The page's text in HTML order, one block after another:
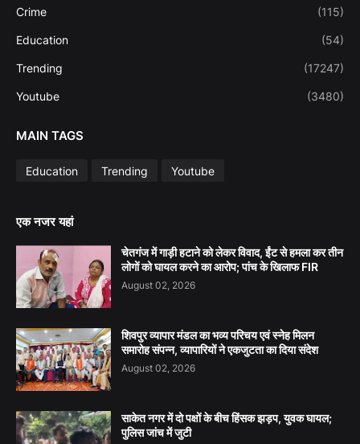
Crime (115)
Education (54)
Trending (17247)
Youtube (3480)
MAIN TAGS
Education Trending Youtube
एक नजर यहां
चेतगंज में गाड़ी हटाने को लेकर विवाद, ईंट से हमला कर तीन
लोगों को घायल करने का आरोप; पांच के खिलाफ FIR
August 02, 2026
शिवपुर व्यापार मंडल का भव्य परिचय एवं स्नेह मिलन
समारोह संपन्न, व्यापारियों ने एकजुटता का दिया संदेश
August 02, 2026
साकेत नगर में दो पक्षों के बीच हिंसक झड़प, युवक घायल;
पुलिस जांच में जुटी